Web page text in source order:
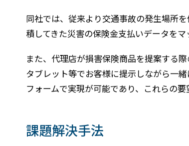
同社では、従来より交通事故の発生場所
積してきた災害の保険金支払いデータを
また、代理店が損害保険商品を提案する
タブレット等でお客様に提示しながら一
フォームで実現が可能であり、これらの
課題解決手法